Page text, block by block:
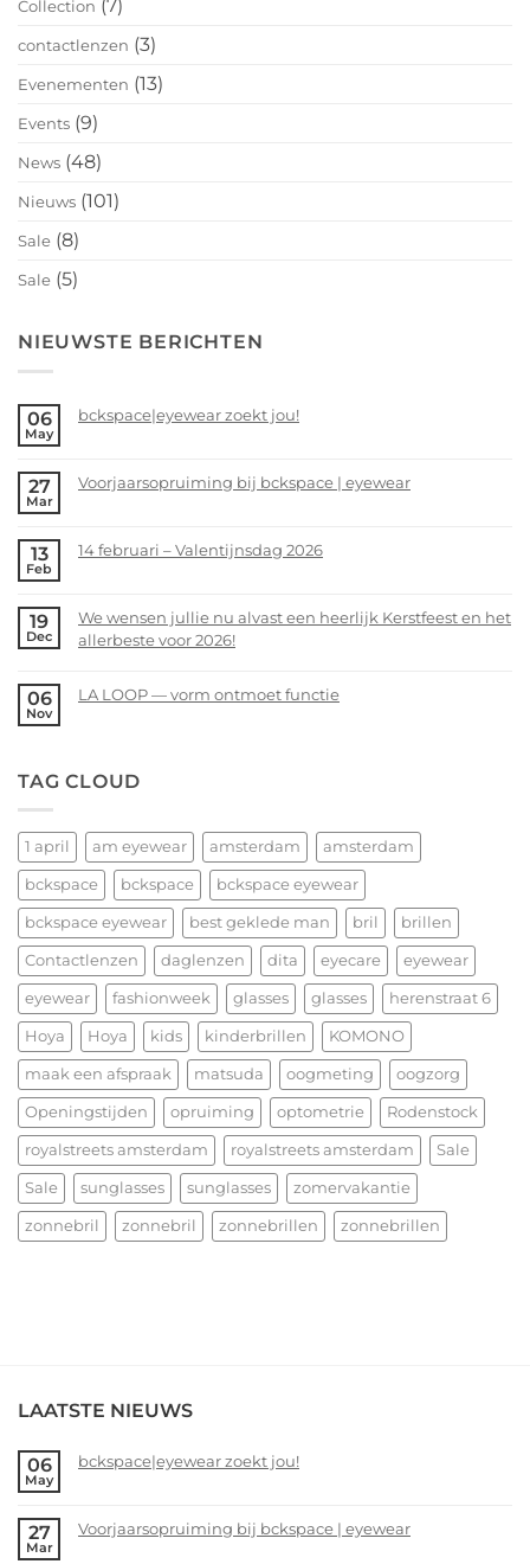
Collection (7)
contactlenzen (3)
Evenementen (13)
Events (9)
News (48)
Nieuws (101)
Sale (8)
Sale (5)
NIEUWSTE BERICHTEN
06
May
bckspace|eyewear zoekt jou!
on
jou!
27
Mar
Voorjaarsopruiming bij bckspace | eyewear
on
bckspace
|
13
Feb
14 februari – Valentijnsdag 2026
on
14
–
19
Dec
We wensen jullie nu alvast een heerlijk Kerstfeest en het
allerbeste voor 2026!
Comments
jullie
een
heerlijk
Kerstfeest
en
het
allerbeste
voor
2026!
06
Nov
LA LOOP — vorm ontmoet functie
LA
—
vorm
ontmoet
functie
TAG CLOUD
1 april am eyewear amsterdam amsterdam
bckspace bckspace bckspace eyewear
bckspace eyewear best geklede man bril brillen
Contactlenzen daglenzen dita eyecare eyewear
eyewear fashionweek glasses glasses herenstraat 6
Hoya Hoya kids kinderbrillen KOMONO
maak een afspraak matsuda oogmeting oogzorg
Openingstijden opruiming optometrie Rodenstock
royalstreets amsterdam royalstreets amsterdam Sale
Sale sunglasses sunglasses zomervakantie
zonnebril zonnebril zonnebrillen zonnebrillen
LAATSTE NIEUWS
06
May
bckspace|eyewear zoekt jou!
on
27
Mar
Voorjaarsopruiming bij bckspace | eyewear